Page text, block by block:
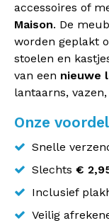
accessoires of
Maison. De
worden geplakt
stoelen en
van een nieuwe
lantaarns,
Onze
Snelle
Slechts €
Inclusief
Veilig